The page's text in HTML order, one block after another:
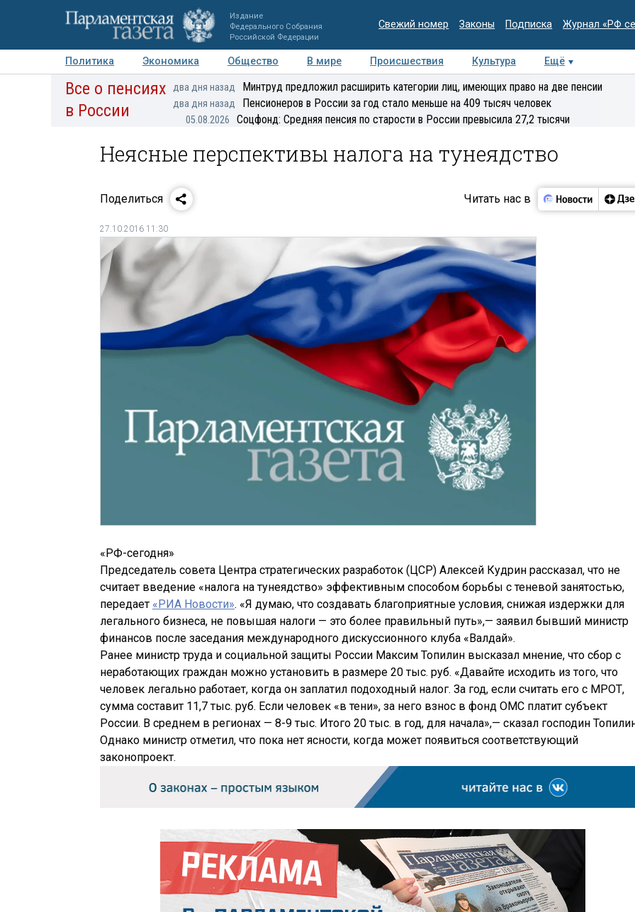
Издание
Федерального Собрания
Российской Федерации
Свежий номер Законы Подписка Журнал «РФ
Политика Экономика Общество В мире Происшествия Культура
Ещё
Авторы Персоны Мнения Регионы Медиацентр Интервью Колумнисты
Все о пенсиях
в России
два дня назад Минтруд предложил расширить категории лиц, имеющих право на две пенсии
два дня назад Пенсионеров в России за год стало меньше на 409 тысяч человек
05.08.2026 Соцфонд: Средняя пенсия по старости в России превысила 27,2 тысячи
Неясные перспективы налога на тунеядство
Поделиться Читать нас в
27.10.2016 11:30
«РФ-сегодня»
Председатель совета Центра стратегических разработок (ЦСР) Алексей Кудрин рассказал, что не
считает введение «налога на тунеядство» эффективным способом борьбы с теневой занятостью,
передает «РИА Новости». «Я думаю, что создавать благоприятные условия, снижая издержки для
легального бизнеса, не повышая налоги — это более правильный путь»,— заявил бывший министр
финансов после заседания международного дискуссионного клуба «Валдай».
Ранее министр труда и социальной защиты России Максим Топилин высказал мнение, что сбор с
неработающих граждан можно установить в размере 20 тыс. руб. «Давайте исходить из того, что
человек легально работает, когда он заплатил подоходный налог. За год, если считать его с МРОТ,
сумма составит 11,7 тыс. руб. Если человек «в тени», за него взнос в фонд ОМС платит субъект
России. В среднем в регионах — 8-9 тыс. Итого 20 тыс. в год, для начала»,— сказал господин
Однако министр отметил, что пока нет ясности, когда может появиться соответствующий
законопроект.